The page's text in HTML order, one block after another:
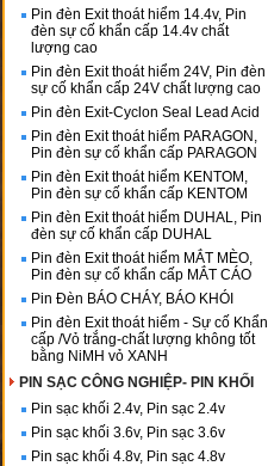
Pin đèn Exit thoát hiểm 14.4v, Pin
đèn sự cố khẩn cấp 14.4v chất
lượng cao
Pin đèn Exit thoát hiểm 24V, Pin đèn
sự cố khẩn cấp 24V chất lượng cao
Pin đèn Exit-Cyclon Seal Lead Acid
Pin đèn Exit thoát hiểm PARAGON,
Pin đèn sự cố khẩn cấp PARAGON
Pin đèn Exit thoát hiểm KENTOM,
Pin đèn sự cố khẩn cấp KENTOM
Pin đèn Exit thoát hiểm DUHAL, Pin
đèn sự cố khẩn cấp DUHAL
Pin đèn Exit thoát hiểm MẮT MÈO,
Pin đèn sự cố khẩn cấp MẮT CÁO
Pin Đèn BÁO CHÁY, BÁO KHÓI
Pin đèn Exit thoát hiểm - Sự cố Khẩn
cấp /Vỏ trắng-chất lượng không tốt
bằng NiMH vỏ XANH
PIN SẠC CÔNG NGHIỆP- PIN KHỐI
Pin sạc khối 2.4v, Pin sạc 2.4v
Pin sạc khối 3.6v, Pin sạc 3.6v
Pin sạc khối 4.8v, Pin sạc 4.8v